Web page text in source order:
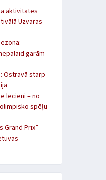
aktivitātes
Uzvaras
garām
Ostravā starp
lēcieni – no
spēļu
Grand Prix”